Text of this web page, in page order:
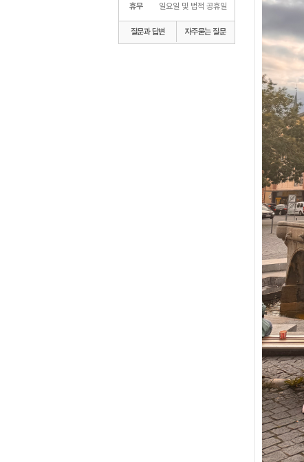
휴무
일요일 및 법적 공휴일
질문과 답변 자주묻는 질문